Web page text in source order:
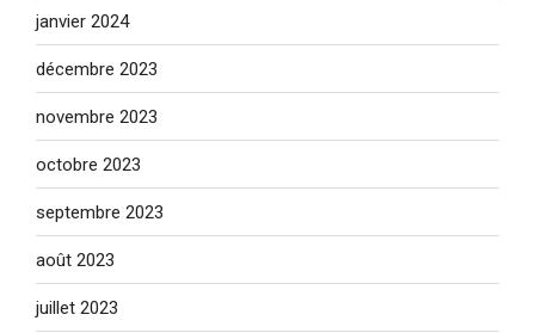
janvier 2024
décembre 2023
novembre 2023
octobre 2023
septembre 2023
août 2023
juillet 2023